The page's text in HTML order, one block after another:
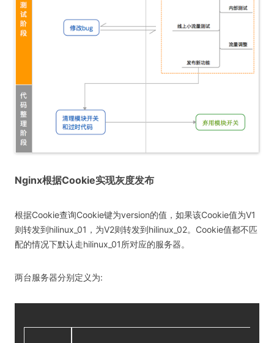
Nginx根据Cookie实现灰度发布
根据Cookie查询Cookie键为version的值，如果该Cookie值为V1
则转发到hilinux_01，为V2则转发到hilinux_02。Cookie值都不匹
配的情况下默认走hilinux_01所对应的服务器。
两台服务器分别定义为: